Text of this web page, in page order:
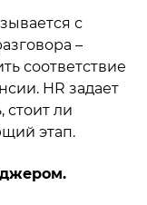
с
–
соответствие
HR задает
стоит ли
этап.